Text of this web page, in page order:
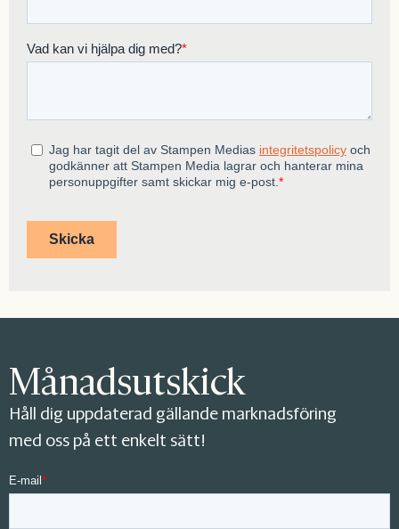
Månadsutskick
Håll dig uppdaterad gällande marknadsföring
med oss på ett enkelt sätt!